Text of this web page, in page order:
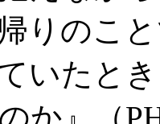
りのこ
いたと
か』（